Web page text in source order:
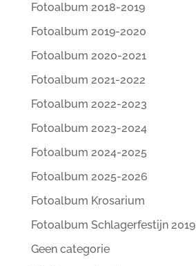
Fotoalbum 2018-2019
Fotoalbum 2019-2020
Fotoalbum 2020-2021
Fotoalbum 2021-2022
Fotoalbum 2022-2023
Fotoalbum 2023-2024
Fotoalbum 2024-2025
Fotoalbum 2025-2026
Fotoalbum Krosarium
Fotoalbum Schlagerfestijn 2019
Geen categorie